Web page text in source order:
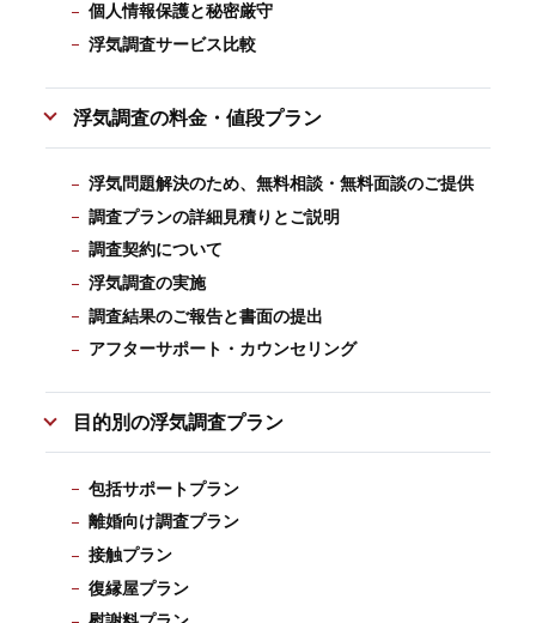
個人情報保護と秘密厳守
浮気調査サービス比較
浮気調査の料金・値段プラン
浮気問題解決のため、無料相談・無料面談のご提供
調査プランの詳細見積りとご説明
調査契約について
浮気調査の実施
調査結果のご報告と書面の提出
アフターサポート・カウンセリング
目的別の浮気調査プラン
包括サポートプラン
離婚向け調査プラン
接触プラン
復縁屋プラン